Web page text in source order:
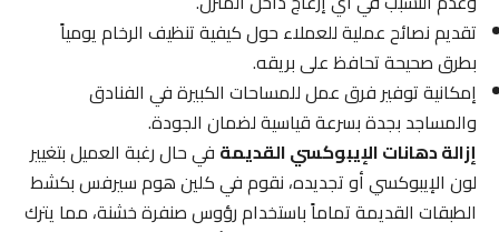
تقديم نصائح عملية للعملاء حول كيفية تنظيف الرخام يومياً
بطرق صحيحة تحافظ على بريقه.
إمكانية توفير فرق عمل للمساحات الكبيرة في الفنادق
والمساجد بجدة بسرعة قياسية لضمان الجودة.
إزالة دهانات الإيبوكسي القديمةفي حال رغبة العميل بتغيير
لون الإيبوكسي أو تجديده، نقوم في كلين هوم سيرفس بكشط
الطبقات القديمة تماماً باستخدام رؤوس صنفرة خشنة، مما يترك